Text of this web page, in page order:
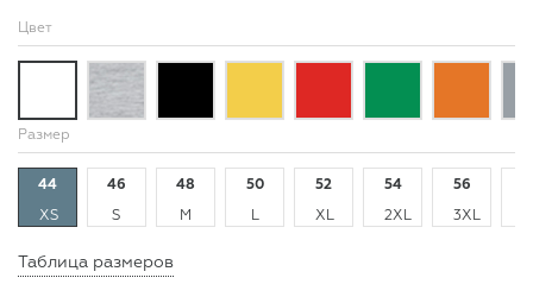
Цвет
Размер
44
XS
46
S
48
M
50
L
52
XL
54
2XL
56
3XL
Таблица размеров